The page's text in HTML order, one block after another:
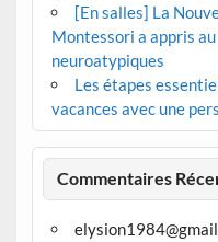
[En salles] La
Montessori a appris
neuroatypiques
Les étapes
vacances avec une
Commentaires